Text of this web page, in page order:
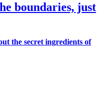
boundaries, just
the secret ingredients of